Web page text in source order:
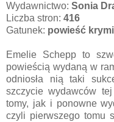
Wydawnictwo: Sonia
Liczba stron: 416
Gatunek: powieść
Emelie Schepp to
powieścią wydaną w
odniosła nią taki
szczycie wydawców
tomy, jak i ponowne
czyli pierwszego tomu